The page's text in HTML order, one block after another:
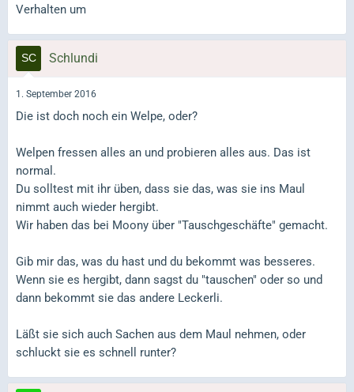
Verhalten um
Schlundi
1. September 2016
Die ist doch noch ein Welpe, oder?
Welpen fressen alles an und probieren alles aus. Das ist
normal.
Du solltest mit ihr üben, dass sie das, was sie ins Maul
nimmt auch wieder hergibt.
Wir haben das bei Moony über "Tauschgeschäfte" gemacht.
Gib mir das, was du hast und du bekommt was besseres.
Wenn sie es hergibt, dann sagst du "tauschen" oder so und
dann bekommt sie das andere Leckerli.
Läßt sie sich auch Sachen aus dem Maul nehmen, oder
schluckt sie es schnell runter?